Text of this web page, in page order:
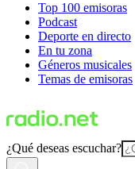
Top 100 emisoras
Podcast
Deporte en directo
En tu zona
Géneros musicales
Temas de emisoras
¿Qué deseas escuchar?